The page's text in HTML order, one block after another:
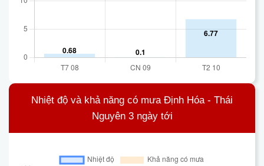
Nhiệt độ và khả năng có mưa Định Hóa - Thái
Nguyên 3 ngày tới